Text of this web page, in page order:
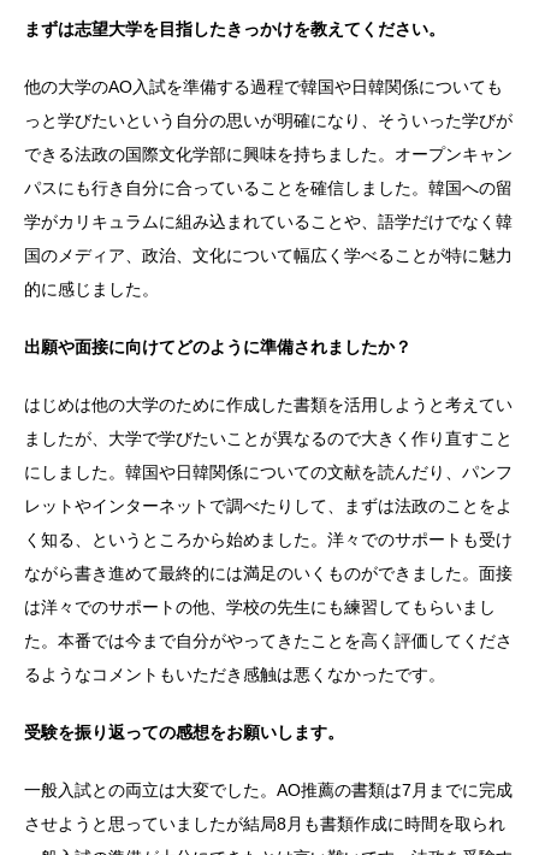
まずは志望大学を目指したきっかけを教えてください。
他の大学のAO入試を準備する過程で韓国や日韓関係についても
っと学びたいという自分の思いが明確になり、そういった学びが
できる法政の国際文化学部に興味を持ちました。オープンキャン
パスにも行き自分に合っていることを確信しました。韓国への留
学がカリキュラムに組み込まれていることや、語学だけでなく韓
国のメディア、政治、文化について幅広く学べることが特に魅力
的に感じました。
出願や面接に向けてどのように準備されましたか？
はじめは他の大学のために作成した書類を活用しようと考えてい
ましたが、大学で学びたいことが異なるので大きく作り直すこと
にしました。韓国や日韓関係についての文献を読んだり、パンフ
レットやインターネットで調べたりして、まずは法政のことをよ
く知る、というところから始めました。洋々でのサポートも受け
ながら書き進めて最終的には満足のいくものができました。面接
は洋々でのサポートの他、学校の先生にも練習してもらいまし
た。本番では今まで自分がやってきたことを高く評価してくださ
るようなコメントもいただき感触は悪くなかったです。
受験を振り返っての感想をお願いします。
一般入試との両立は大変でした。AO推薦の書類は7月までに完成
させようと思っていましたが結局8月も書類作成に時間を取られ